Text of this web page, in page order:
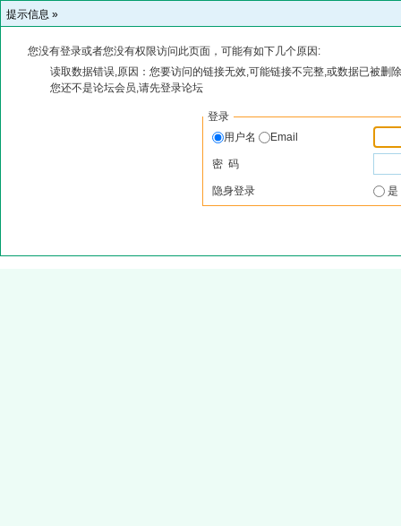
提示信息 »
您没有登录或者您没有权限访问此页面，可能有如下几个原因:
读取数据错误,原因：您要访问的链接无效,可能链接不完整,或数据已被删
您还不是论坛会员,请先登录论坛
登录
用户名
Email
密 码
隐身登录